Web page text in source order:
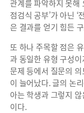
관계를 파악하지 못해
점검식 공부’가 아닌
은 결과를 얻기 힘든
또 하나 주목할 점은
과 동일한 유형 구성
문제 등에서 질문의
이 늘어났다. 글의 논
아는 학생과 그렇지
이다.